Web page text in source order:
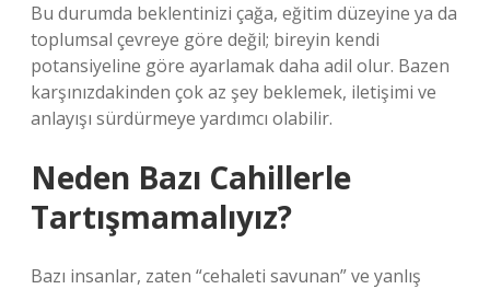
Bu durumda beklentinizi çağa, eğitim düzeyine ya da
toplumsal çevreye göre değil; bireyin kendi
potansiyeline göre ayarlamak daha adil olur. Bazen
karşınızdakinden çok az şey beklemek, iletişimi ve
anlayışı sürdürmeye yardımcı olabilir.
Neden Bazı Cahillerle
Tartışmamalıyız?
Bazı insanlar, zaten “cehaleti savunan” ve yanlış